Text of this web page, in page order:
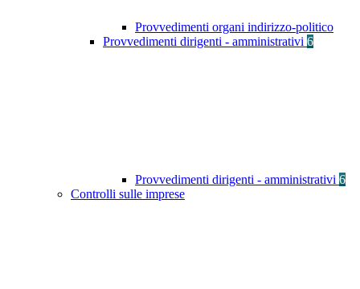
Provvedimenti organi indirizzo-politico
Provvedimenti dirigenti - amministrativi 6
Provvedimenti dirigenti - amministrativi 6
Controlli sulle imprese